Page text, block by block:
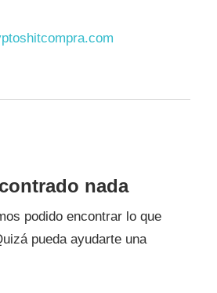
nada
podido encontrar lo que
pueda ayudarte una